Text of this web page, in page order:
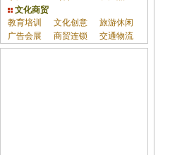
文化商贸
教育培训
文化创意
旅游休闲
广告会展
商贸连锁 交通物流